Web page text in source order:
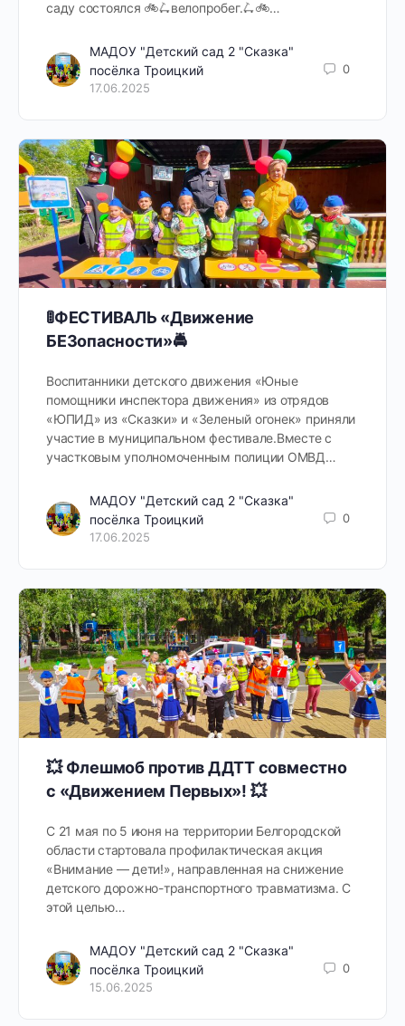
саду состоялся 🚲🛴велопробег.🛴🚲…
МАДОУ "Детский сад 2 "Сказка"
посёлка Троицкий
17.06.2025
0
🚦ФЕСТИВАЛЬ «Движение
БЕЗопасности»🚔
Воспитанники детского движения «Юные
помощники инспектора движения» из отрядов
«ЮПИД» из «Сказки» и «Зеленый огонек» приняли
участие в муниципальном фестивале.Вместе с
участковым уполномоченным полиции ОМВД…
МАДОУ "Детский сад 2 "Сказка"
посёлка Троицкий
17.06.2025
0
💥 Флешмоб против ДДТТ совместно
с «Движением Первых»! 💥
С 21 мая по 5 июня на территории Белгородской
области стартовала профилактическая акция
«Внимание — дети!», направленная на снижение
детского дорожно-транспортного травматизма. С
этой целью…
МАДОУ "Детский сад 2 "Сказка"
посёлка Троицкий
15.06.2025
0